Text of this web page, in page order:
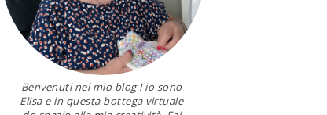
Benvenuti nel mio blog ! io sono
Elisa e in questa bottega virtuale